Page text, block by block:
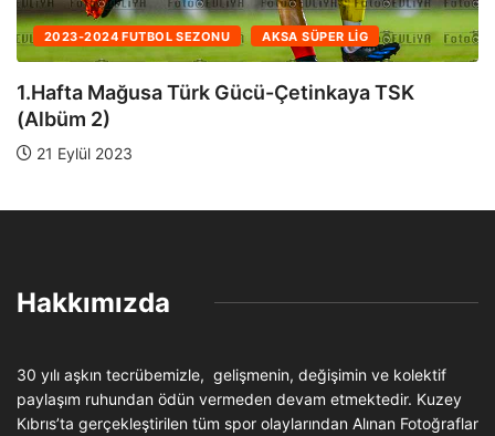
2023-2024 FUTBOL SEZONU AKSA SÜPER LIG
1.Hafta Mağusa Türk Gücü-Çetinkaya TSK
(Albüm 1)
21 Eylül 2023
Hakkımızda
30 yılı aşkın tecrübemizle, gelişmenin, değişimin ve kolektif
paylaşım ruhundan ödün vermeden devam etmektedir. Kuzey
Kıbrıs’ta gerçekleştirilen tüm spor olaylarından Alınan Fotoğraflar